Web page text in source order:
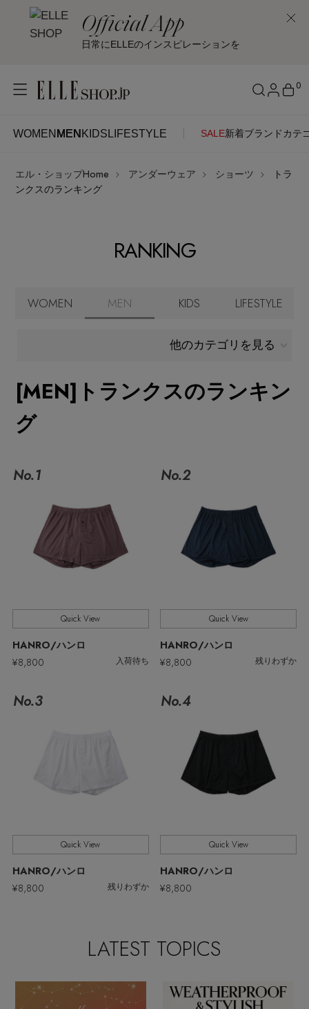
Official App
日常にELLEのインスピレーションを
WOMEN MEN KIDS LIFESTYLE SALE新着ブランド カテ
0
WOMENMEN KIDSLIFESTYLE
ITEMS
ブランド
最旬！トレンドワード
【SALE】メンズセール
MEN'S カットソー
MEN'S スニーカー
アイテム一覧
SALE
ウェア
すべてのウェア
シャツ
パンツ
ジャケット
ニット
シューズ
すべてのシューズ
レインシューズ
バッグ・財布
ショルダーバッグ
ハンドバッグ
ボディバッグ・ウェストポーチ
クラッチバッグ
スマートフォンケース・タブレットケース
アイウェア
ピアス・イヤリング
バングル・ブレスレット
リング
すべてのアンダーウェア
ショーツ
スポーツ
すべてのスポーツ
ログイン
いち早くお届けします。
ご登録はこちら
ご利用ガイド
カスタマーサポート
お知らせ
よくあるご質問
エル・ショップHome アンダーウェア ショーツ
トラ
ンクスのランキング
RANKING
WOMEN MEN KIDS LIFESTYLE
他のカテゴリを見る
[MEN]トランクスのランキン
グ
No.1
Quick View
HANRO/ハンロ
¥8,800
入荷待ち
No.2
Quick View
HANRO/ハンロ
¥8,800
残りわずか
No.3
Quick View
HANRO/ハンロ
¥8,800
残りわずか
No.4
Quick View
HANRO/ハンロ
¥8,800
LATEST TOPICS